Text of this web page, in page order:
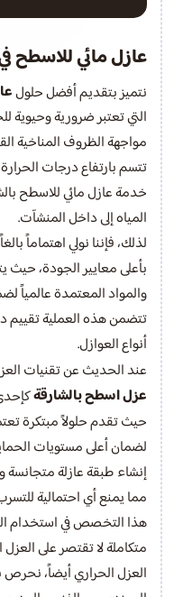
عازل مائي للاسطح
نتميز بتقديم أفضل حلول
التي تعتبر ضرورية وحيوية
مواجهة الظروف المناخية
تتسم بارتفاع درجات
خدمة عازل مائي للاسطح
المياه إلى داخل المنشآت.
لذلك، فإننا نولي اهتماماً
بأعلى معايير الجودة،
والمواد المعتمدة عالمياً
تتضمن هذه العملية
أنواع العوازل.
عند الحديث عن تقنيات
عزل اسطح بالشارقة
حيث تقدم حلولاً مبتكرة
لضمان أعلى مستويات
إنشاء طبقة عازلة متجانسة
مما يمنع أي احتمالية
هذا التخصص في استخدام
متكاملة لا تقتصر على
العزل الحراري أيضاً،